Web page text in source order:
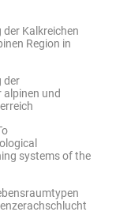
Kalkreichen
Region in
der
und
systems of the